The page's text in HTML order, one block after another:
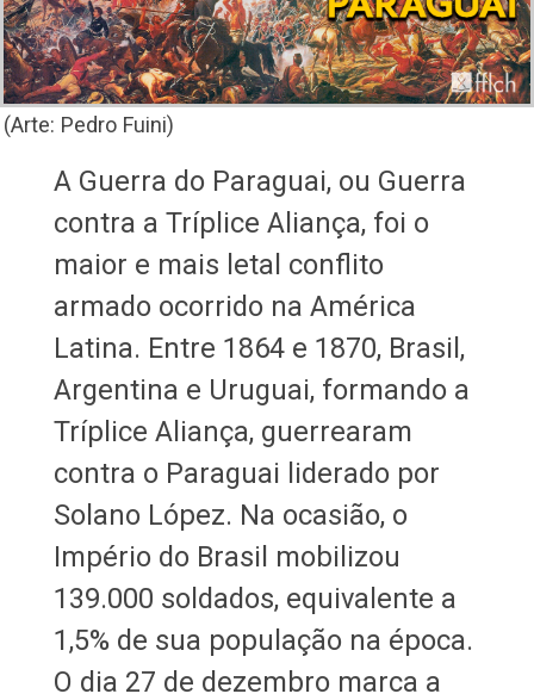
(Arte: Pedro Fuini)
A Guerra do Paraguai, ou Guerra
contra a Tríplice Aliança, foi o
maior e mais letal conflito
armado ocorrido na América
Latina. Entre 1864 e 1870, Brasil,
Argentina e Uruguai, formando a
Tríplice Aliança, guerrearam
contra o Paraguai liderado por
Solano López. Na ocasião, o
Império do Brasil mobilizou
139.000 soldados, equivalente a
1,5% de sua população na época.
O dia 27 de dezembro marca a